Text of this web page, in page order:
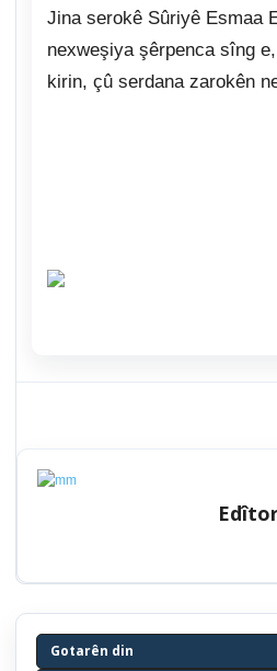
Jina serokê Sûriyê Esmaa
nexweşiya şêrpenca sîng
kirin, çû serdana zarokên
Gotarên din